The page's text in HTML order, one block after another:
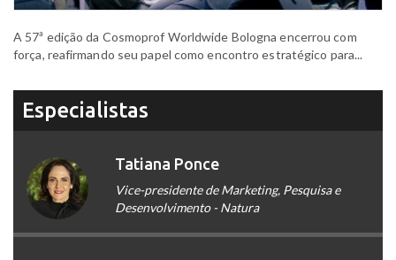
A 57ª edição da Cosmoprof Worldwide Bologna encerrou com
força, reafirmando seu papel como encontro estratégico para...
Especialistas
Tatiana Ponce
Vice-presidente de Marketing, Pesquisa e
Desenvolvimento - Natura